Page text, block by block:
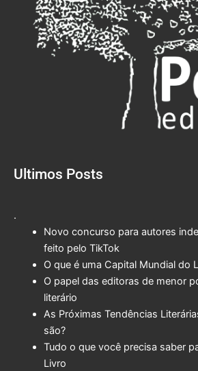
Ultimos Posts
.
Novo concurso para autores
feito pelo TikTok
O que é uma Capital Mundial do
O papel das editoras de menor
literário
As Próximas Tendências
são?
Tudo o que você precisa saber
Livro